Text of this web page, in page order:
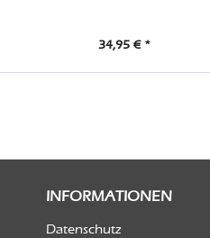
34,95 € *
INFORMATIONEN
Datenschutz